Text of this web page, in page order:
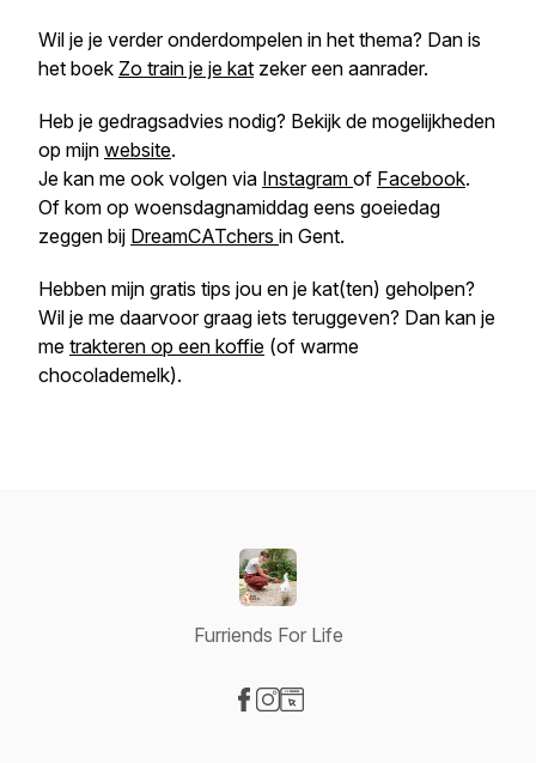
Wil je je verder onderdompelen in het thema? Dan is
het boek Zo train je je kat zeker een aanrader.
Heb je gedragsadvies nodig? Bekijk de mogelijkheden
op mijn website.
Je kan me ook volgen via Instagram of Facebook.
Of kom op woensdagnamiddag eens goeiedag
zeggen bij DreamCATchers in Gent.
Hebben mijn gratis tips jou en je kat(ten) geholpen?
Wil je me daarvoor graag iets teruggeven? Dan kan je
me trakteren op een koffie (of warme
chocolademelk).
Furriends For Life